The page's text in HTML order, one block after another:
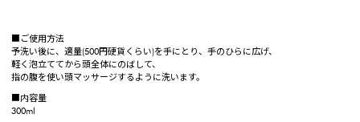
■ご使用方法
予洗い後に、適量(500円硬貨くらい)を手にとり、手のひらに広げ、
軽く泡立ててから頭全体にのばして、
指の腹を使い頭マッサージするように洗います。
■内容量
300ml